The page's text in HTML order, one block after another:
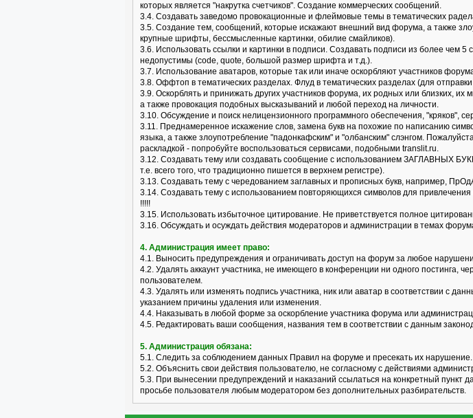
которых является "накрутка счетчиков". Создание коммерческих сообщений.
3.4. Создавать заведомо провокационные и флеймовые темы в тематических
3.5. Создание тем, сообщений, которые искажают внешний вид форума, а также
крупные шрифты, бессмысленные картинки, обилие смайликов).
3.6. Использовать ссылки и картинки в подписи. Создавать подписи из более чем
недопустимы (code, quote, большой размер шрифта и т.д.).
3.7. Использование аватаров, которые так или иначе оскорбляют участников
3.8. Оффтоп в тематических разделах. Флуд в тематических разделах (для
3.9. Оскорблять и принижать других участников форума, их родных или близких,
а также провокация подобных высказываний и любой переход на личности.
3.10. Обсуждение и поиск нелицензионного программного обеспечения, "кряков",
3.11. Преднамеренное искажение слов, замена букв на похожие по написанию
языка, а также злоупотребление "падонкафским" и "олбанским" слэнгом.
раскладкой - попробуйте воспользоваться сервисами, подобными translit.ru.
3.12. Создавать тему или создавать сообщение с использованием ЗАГЛАВНЫХ
т.е. всего того, что традиционно пишется в верхнем регистре).
3.13. Создавать тему с чередованием заглавных и прописных букв, например,
3.14. Создавать тему с использованием повторяющихся символов для
!!!!!
3.15. Использовать избыточное цитирование. Не приветствуется полное
3.16. Обсуждать и осуждать действия модераторов и администрации в темах
4. Администрация имеет право:
4.1. Выносить предупреждения и ограничивать доступ на форум за любое
4.2. Удалять аккаунт участника, не имеющего в конференции ни одного постинга,
пользователем.
4.3. Удалять или изменять подпись участника, ник или аватар в соответствии с
указанием причины удаления или изменения.
4.4. Наказывать в любой форме за оскорбление участника форума или
4.5. Редактировать ваши сообщения, названия тем в соответствии с данным
5. Администрация обязана:
5.1. Следить за соблюдением данных Правил на форуме и пресекать их нарушение.
5.2. Объяснить свои действия пользователю, не согласному с действиями
5.3. При вынесении предупреждений и наказаний ссылаться на конкретный
просьбе пользователя любым модератором без дополнительных разбирательств.